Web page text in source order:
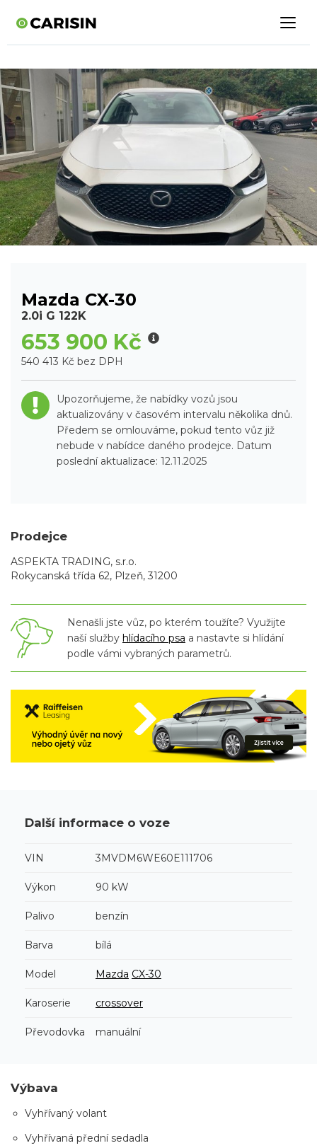
Mazda CX-30
2.0i G 122K
653 900 Kč
540 413 Kč bez DPH
Upozorňujeme, že nabídky vozů jsou
aktualizovány v časovém intervalu několika dnů.
Předem se omlouváme, pokud tento vůz již
nebude v nabídce daného prodejce. Datum
poslední aktualizace: 12.11.2025
Prodejce
ASPEKTA TRADING, s.r.o.
Rokycanská třída 62, Plzeň, 31200
Nenašli jste vůz, po kterém toužíte? Využijte
naší služby hlídacího psa a nastavte si hlídání
podle vámi vybraných parametrů.
Další informace o voze
VIN 3MVDM6WE60E111706
Výkon 90 kW
Palivo benzín
Barva bílá
Model Mazda CX-30
Karoserie crossover
Převodovka manuální
Výbava
Vyhřívaný volant
Vyhřívaná přední sedadla